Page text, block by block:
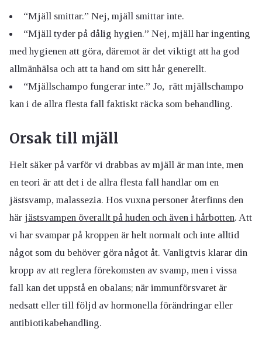
“Mjäll smittar.” Nej, mjäll smittar inte.
“Mjäll tyder på dålig hygien.” Nej, mjäll har ingenting
med hygienen att göra, däremot är det viktigt att ha god
allmänhälsa och att ta hand om sitt hår generellt.
“Mjällschampo fungerar inte.” Jo, rätt mjällschampo
kan i de allra flesta fall faktiskt räcka som behandling.
Orsak till mjäll
Helt säker på varför vi drabbas av mjäll är man inte, men
en teori är att det i de allra flesta fall handlar om en
jästsvamp, malassezia. Hos vuxna personer återfinns den
här jästsvampen överallt på huden och även i hårbotten. Att
vi har svampar på kroppen är helt normalt och inte alltid
något som du behöver göra något åt. Vanligtvis klarar din
kropp av att reglera förekomsten av svamp, men i vissa
fall kan det uppstå en obalans; när immunförsvaret är
nedsatt eller till följd av hormonella förändringar eller
antibiotikabehandling.